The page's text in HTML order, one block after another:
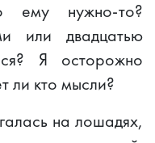
ему нужно-то?
или двадцатью
Я осторожно
ли кто мысли?
на лошадях,